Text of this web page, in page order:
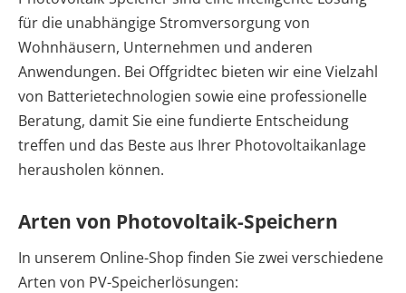
für die unabhängige Stromversorgung von
Wohnhäusern, Unternehmen und anderen
Anwendungen. Bei Offgridtec bieten wir eine Vielzahl
von Batterietechnologien sowie eine professionelle
Beratung, damit Sie eine fundierte Entscheidung
treffen und das Beste aus Ihrer Photovoltaikanlage
herausholen können.
Arten von Photovoltaik-Speichern
In unserem Online-Shop finden Sie zwei verschiedene
Arten von PV-Speicherlösungen: